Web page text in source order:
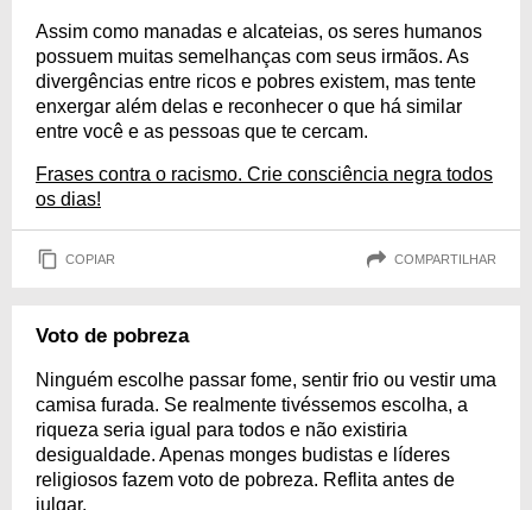
Assim como manadas e alcateias, os seres humanos
possuem muitas semelhanças com seus irmãos. As
divergências entre ricos e pobres existem, mas tente
enxergar além delas e reconhecer o que há similar
entre você e as pessoas que te cercam.
Frases contra o racismo. Crie consciência negra todos
os dias!
COPIAR COMPARTILHAR
Voto de pobreza
Ninguém escolhe passar fome, sentir frio ou vestir uma
camisa furada. Se realmente tivéssemos escolha, a
riqueza seria igual para todos e não existiria
desigualdade. Apenas monges budistas e líderes
religiosos fazem voto de pobreza. Reflita antes de
julgar.